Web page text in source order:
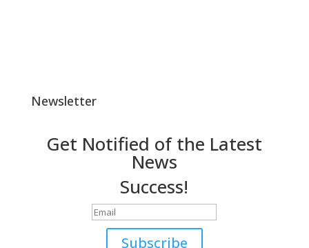
Newsletter
Get Notified of the Latest
News
Success!
Subscribe